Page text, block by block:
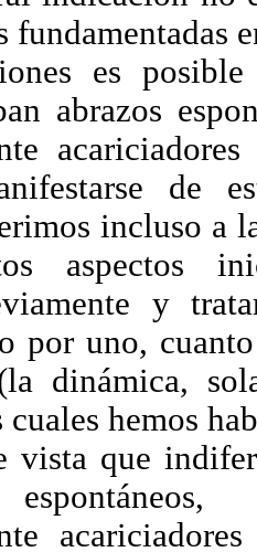
fundamentadas
es
abrazos
de
incluso a
aspectos
y
por uno,
dinámica,
cuales hemos
vista que